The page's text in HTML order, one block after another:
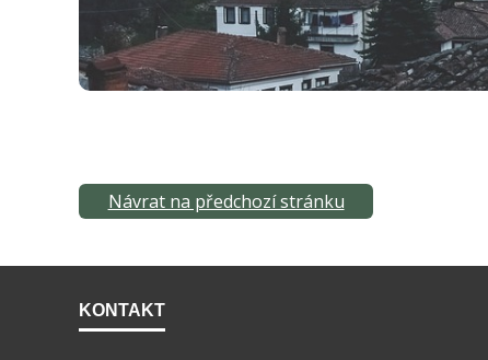
Návrat na předchozí stránku
KONTAKT